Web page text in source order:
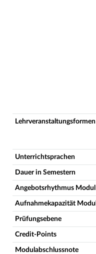
Lehrveranstaltungsformen
Unterrichtsprachen
Dauer in Semestern
Angebotsrhythmus Modul
Aufnahmekapazität Modul
Prüfungsebene
Credit-Points
Modulabschlussnote